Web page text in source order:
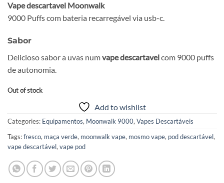
was:
$22.90.
is:
$19.90.
Vape descartavel Moonwalk
9000 Puffs com bateria recarregável via usb-c.
Sabor
Delicioso sabor a uvas numvape descartavelcom 9000 puffs
de autonomia.
Out of stock
Add to wishlist
Categories: Equipamentos, Moonwalk 9000, Vapes Descartáveis
Tags:fresco, maça verde, moonwalk vape, mosmo vape, pod descartável,
vape descartável, vape pod